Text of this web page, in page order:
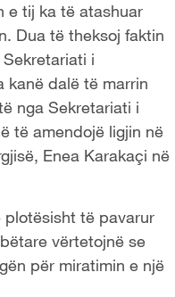
e tij ka të atashuar
Dua të theksoj faktin
i
kanë dalë të marrin
nga Sekretariati i
të amendojë ligjin në
Enea Karakaçi në
plotësisht të pavarur
vërtetojnë se
për miratimin e një